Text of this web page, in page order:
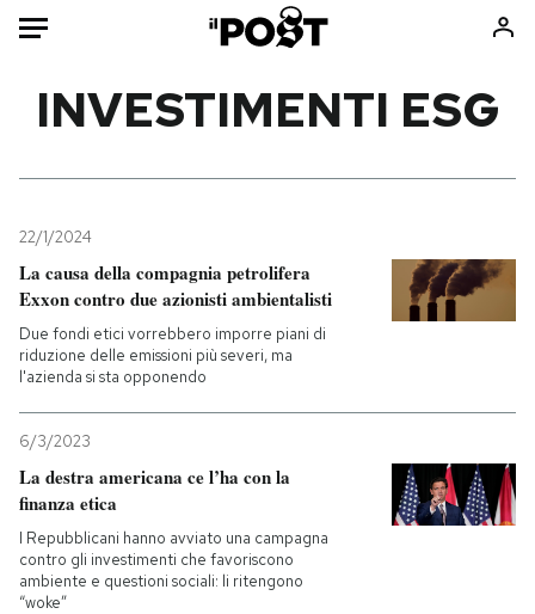
Mondo
Politica
Tecnologia
Internet
Scienza
Economia
Sport
Consumismi
Storie/Idee
Ok Boomer!
Mondiali calcio 2026
PODCAST
INVESTIMENTI ESG
22/1/2024
La causa della compagnia petrolifera
Exxon contro due azionisti ambientalisti
Due fondi etici vorrebbero imporre piani di
riduzione delle emissioni più severi, ma
l'azienda si sta opponendo
6/3/2023
La destra americana ce l’ha con la
finanza etica
I Repubblicani hanno avviato una campagna
contro gli investimenti che favoriscono
ambiente e questioni sociali: li ritengono
“woke”